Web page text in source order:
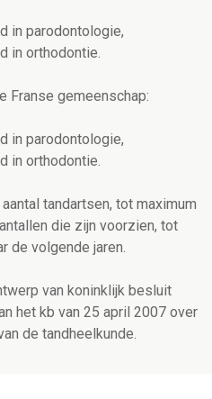
in parodontologie,
in orthodontie.
Franse gemeenschap:
in parodontologie,
in orthodontie.
tandartsen, tot maximum
die zijn voorzien, tot
de volgende jaren.
van koninklijk besluit
het kb van 25 april 2007 over
de tandheelkunde.